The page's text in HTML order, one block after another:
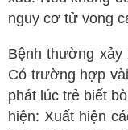
nguy cơ tử vong
Bệnh thường xảy
Có trường hợp
phát lúc trẻ biết
hiện: Xuất hiện